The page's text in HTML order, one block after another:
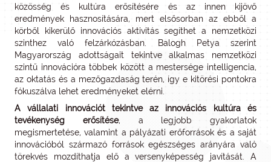
közösség és kultúra erősítésére és az innen kijövő
eredmények hasznosítására, mert elsősorban az ebből a
körből kikerülő innovációs aktivitás segíthet a nemzetközi
szinthez való felzárkózásban. Balogh Petya szerint
Magyarország adottságait tekintve alkalmas nemzetközi
szintű innovációra többek között a mestersége intelligencia,
az oktatás és a mezőgazdaság terén, így e kitörési pontokra
fókuszálva lehet eredményeket elérni.
A vállalati innovációt tekintve az innovációs kultúra és
tevékenység erősítése, a legjobb gyakorlatok
megismertetése, valamint a pályázati erőforrások és a saját
innovációból származó források egészséges arányára való
törekvés mozdíthatja elő a versenyképesség javítását. A